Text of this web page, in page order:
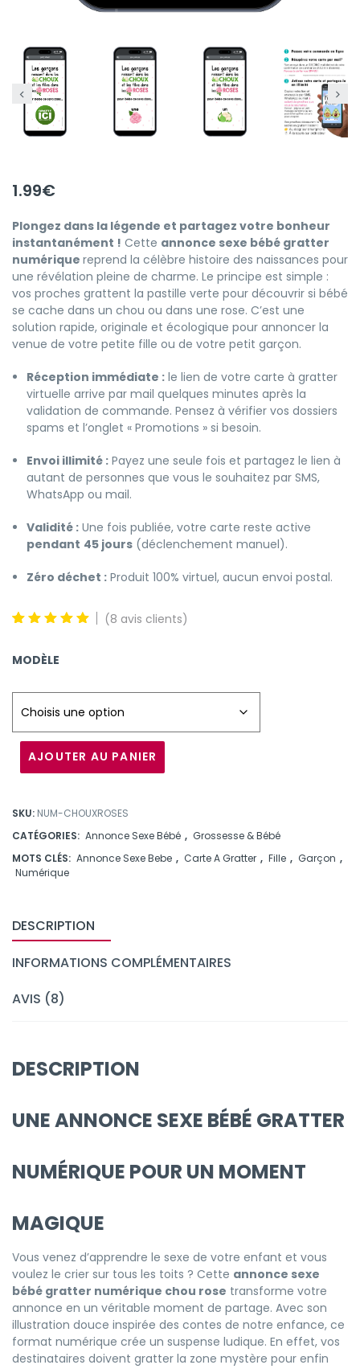
1.99€
Plongez dans la légende et partagez votre bonheur
instantanément ! Cette annonce sexe bébé gratter
numérique reprend la célèbre histoire des naissances pour
une révélation pleine de charme. Le principe est simple :
vos proches grattent la pastille verte pour découvrir si bébé
se cache dans un chou ou dans une rose. C’est une
solution rapide, originale et écologique pour annoncer la
venue de votre petite fille ou de votre petit garçon.
Réception immédiate : le lien de votre carte à gratter
virtuelle arrive par mail quelques minutes après la
validation de commande. Pensez à vérifier vos dossiers
spams et l’onglet « Promotions » si besoin.
Envoi illimité : Payez une seule fois et partagez le lien à
autant de personnes que vous le souhaitez par SMS,
WhatsApp ou mail.
Validité : Une fois publiée, votre carte reste active
pendant 45 jours (déclenchement manuel).
Zéro déchet : Produit 100% virtuel, aucun envoi postal.
sur les
clients
de
(8 avis clients)
MODÈLE
AJOUTER AU PANIER
SKU: NUM-CHOUXROSES
CATÉGORIES: Annonce Sexe Bébé , Grossesse & Bébé
MOTS CLÉS: Annonce Sexe Bebe , Carte A Gratter , Fille , Garçon ,
Numérique
DESCRIPTION
INFORMATIONS COMPLÉMENTAIRES
AVIS (8)
DESCRIPTION
UNE ANNONCE SEXE BÉBÉ GRATTER
NUMÉRIQUE POUR UN MOMENT
MAGIQUE
Vous venez d’apprendre le sexe de votre enfant et vous
voulez le crier sur tous les toits ? Cette annonce sexe
bébé gratter numérique chou rose transforme votre
annonce en un véritable moment de partage. Avec son
illustration douce inspirée des contes de notre enfance, ce
format numérique crée un suspense ludique. En effet, vos
destinataires doivent gratter la zone mystère pour enfin